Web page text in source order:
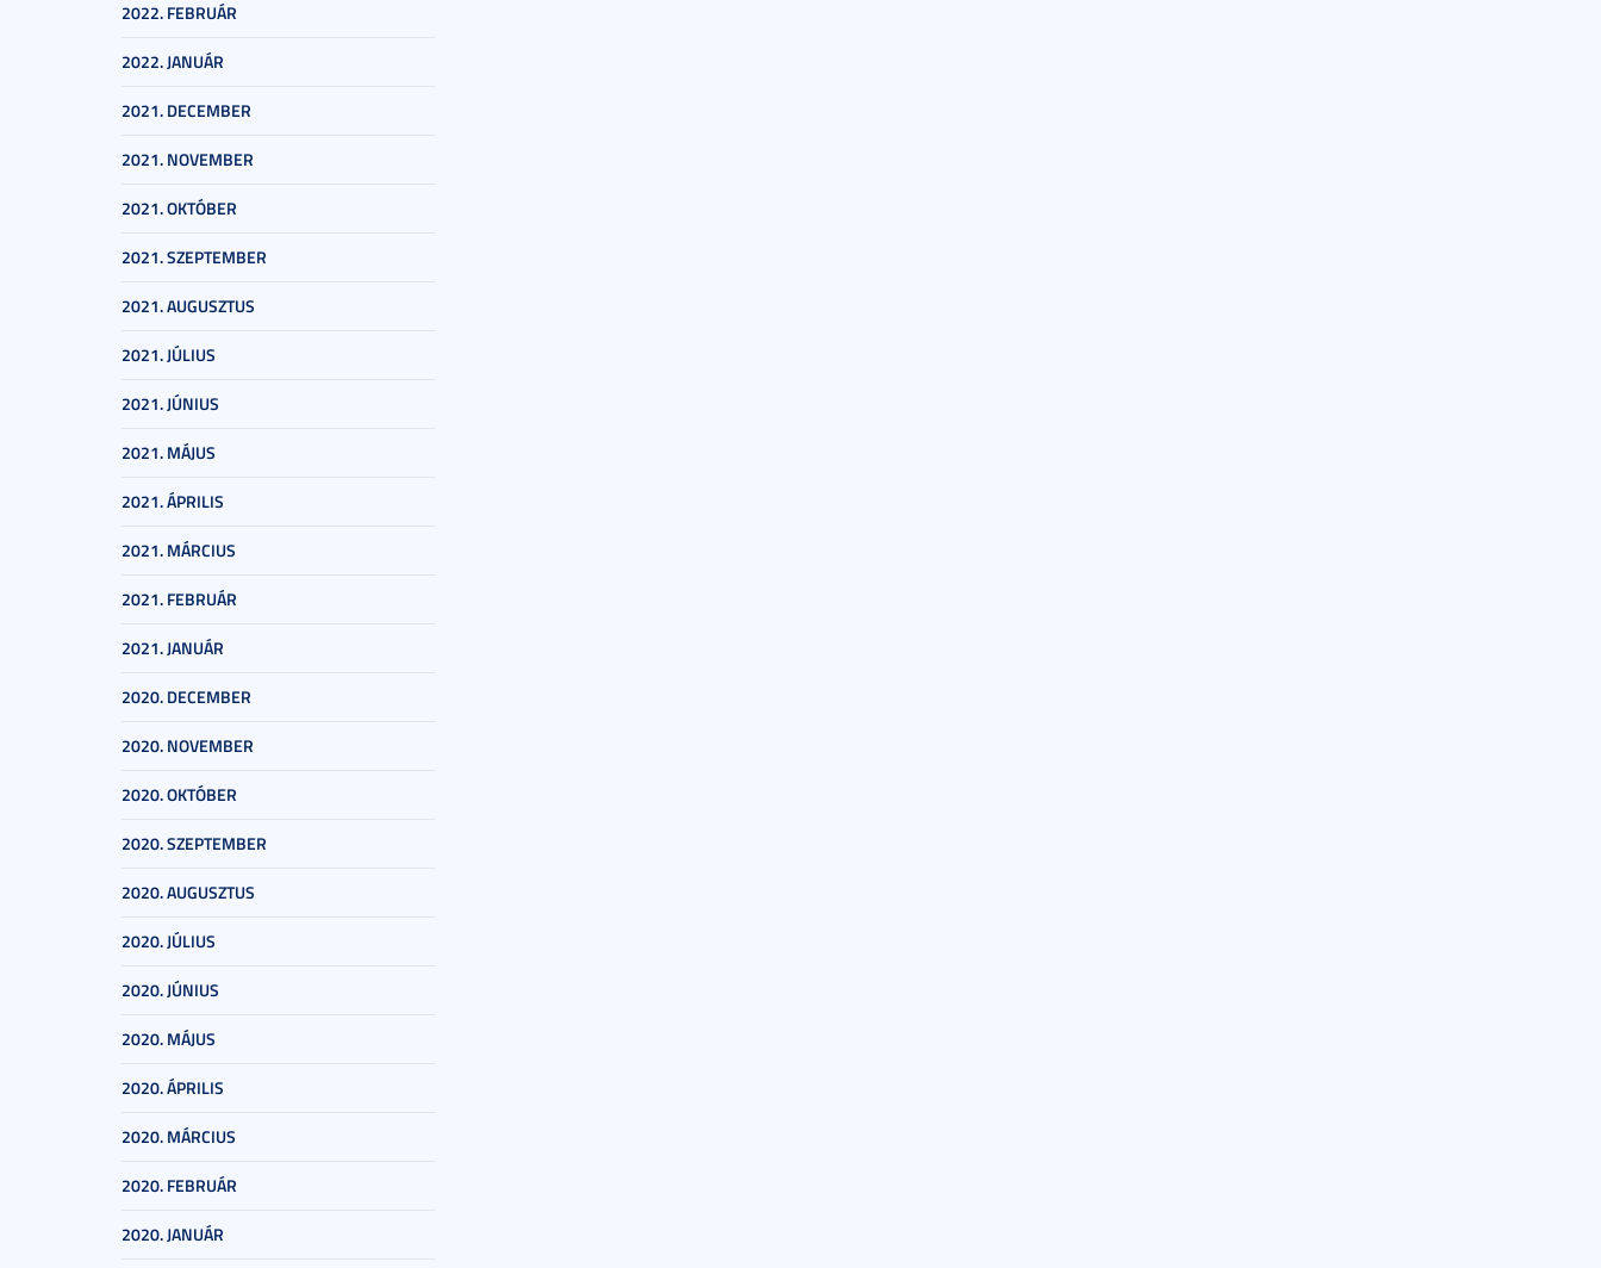
2022. FEBRUÁR
2022. JANUÁR
2021. DECEMBER
2021. NOVEMBER
2021. OKTÓBER
2021. SZEPTEMBER
2021. AUGUSZTUS
2021. JÚLIUS
2021. JÚNIUS
2021. MÁJUS
2021. ÁPRILIS
2021. MÁRCIUS
2021. FEBRUÁR
2021. JANUÁR
2020. DECEMBER
2020. NOVEMBER
2020. OKTÓBER
2020. SZEPTEMBER
2020. AUGUSZTUS
2020. JÚLIUS
2020. JÚNIUS
2020. MÁJUS
2020. ÁPRILIS
2020. MÁRCIUS
2020. FEBRUÁR
2020. JANUÁR